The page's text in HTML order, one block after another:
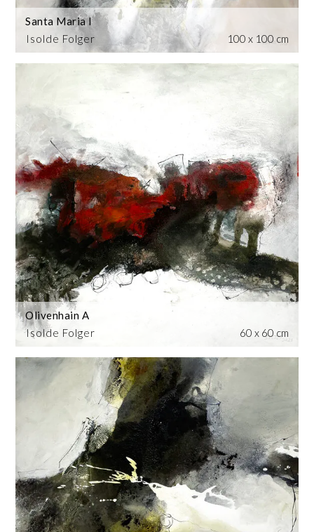
Isolde Folger
Santa Maria I
100 x 100 cm
Isolde Folger
Olivenhain A
60 x 60 cm